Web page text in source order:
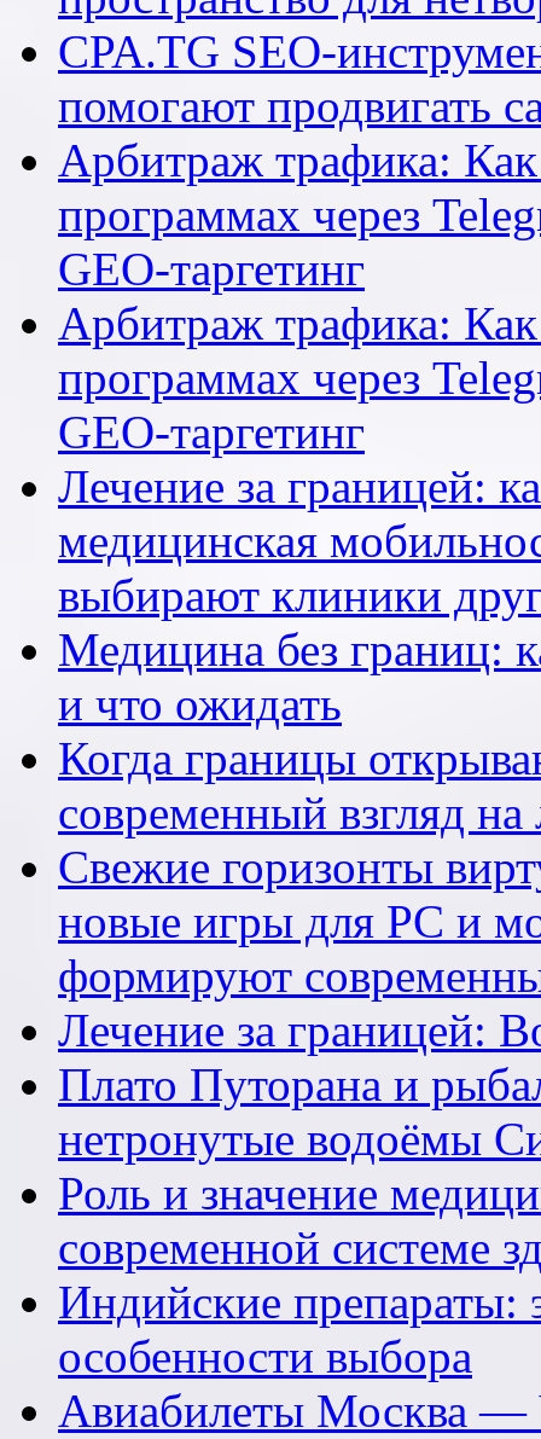
CPA.TG SEO-
помогают продвигать
Арбитраж трафика: Как
программах через
GEO-таргетинг
Арбитраж трафика: Как
программах через
GEO-таргетинг
Лечение за границей:
медицинская
выбирают клиники
Медицина без границ:
и что ожидать
Когда границы
современный взгляд
Свежие горизонты
новые игры для PC и
формируют
Лечение за границей:
Плато Путорана и
нетронутые водоёмы
Роль и значение
современной системе
Индийские препараты:
особенности выбора
Авиабилеты Москва —